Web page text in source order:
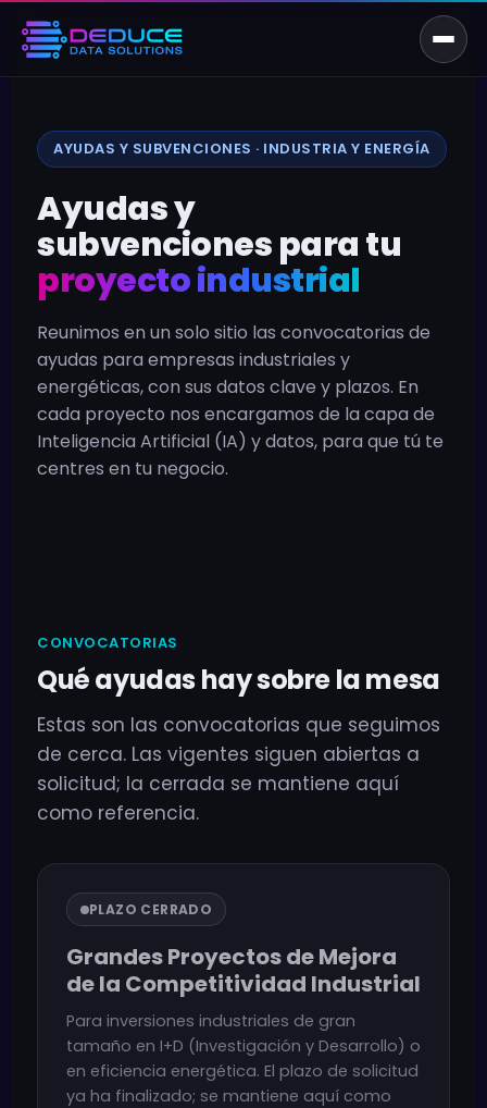
AYUDAS Y SUBVENCIONES · INDUSTRIA Y ENERGÍA
Ayudas y
subvenciones para tu
proyecto industrial
Reunimos en un solo sitio las convocatorias de
ayudas para empresas industriales y
energéticas, con sus datos clave y plazos. En
cada proyecto nos encargamos de la capa de
Inteligencia Artificial (IA) y datos, para que tú te
centres en tu negocio.
CONVOCATORIAS
Qué ayudas hay sobre la mesa
Estas son las convocatorias que seguimos
de cerca. Las vigentes siguen abiertas a
solicitud; la cerrada se mantiene aquí
como referencia.
PLAZO CERRADO
Grandes Proyectos de Mejora
de la Competitividad Industrial
Para inversiones industriales de gran
tamaño en I+D (Investigación y Desarrollo) o
en eficiencia energética. El plazo de solicitud
ya ha finalizado; se mantiene aquí como